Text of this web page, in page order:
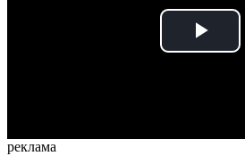
Play
реклама